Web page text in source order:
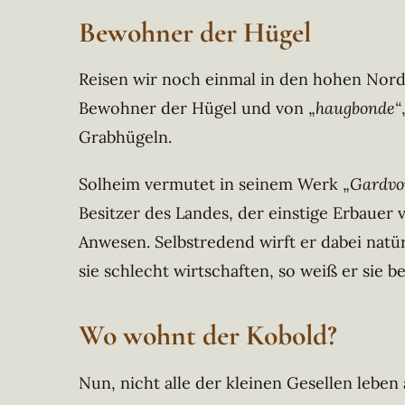
Bewohner der Hügel
Reisen wir noch einmal in den hohen
Bewohner der Hügel und von „haugbonde“
Grabhügeln.
Solheim vermutet in seinem Werk „
Besitzer des Landes, der einstige Erbauer
Anwesen. Selbstredend wirft er dabei
sie schlecht wirtschaften, so weiß er sie
Wo wohnt der Kobold?
Nun, nicht alle der kleinen Gesellen